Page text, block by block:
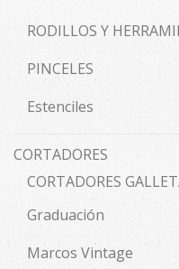
RODILLOS Y
PINCELES
Estenciles
CORTADORES
CORTADORES
Graduación
Marcos Vintage